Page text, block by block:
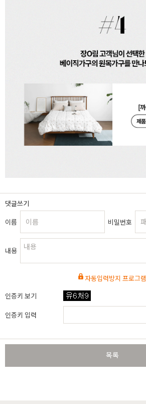
댓글쓰기
이름
비밀번호
내용
자동입력방지 프로그램
인증키 보기
인증키 입력
목록